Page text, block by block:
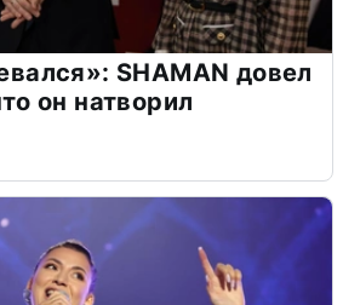
SHAMAN довел
он натворил